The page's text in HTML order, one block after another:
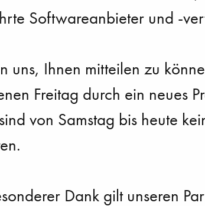
Softwareanbieter und -
uns, Ihnen mitteilen zu
Freitag durch ein neues
von Samstag bis heute
Dank gilt unseren